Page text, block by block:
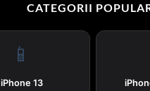
CATEGORII
📱
iPhone 13